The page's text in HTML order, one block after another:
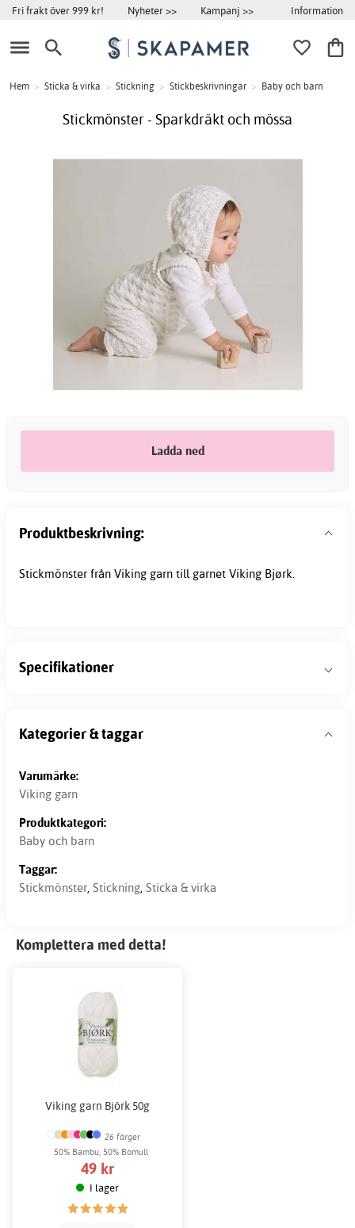
Fri frakt över 999 kr! Nyheter >> Kampanj >> Information
Hem > Sticka & virka > Stickning > Stickbeskrivningar > Baby och barn
Stickmönster - Sparkdräkt och mössa
Ladda ned
Produktbeskrivning:
Stickmönster från Viking garn till garnet Viking Bjørk.
Specifikationer
Kategorier & taggar
Varumärke:
Viking garn
Produktkategori:
Baby och barn
Taggar:
Stickmönster, Stickning, Sticka & virka
Komplettera med detta!
Viking garn Björk 50g
26 färger
50% Bambu, 50% Bomull
49 kr
I lager